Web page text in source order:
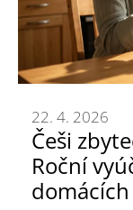
Češi
Roční
22. 4. 2026